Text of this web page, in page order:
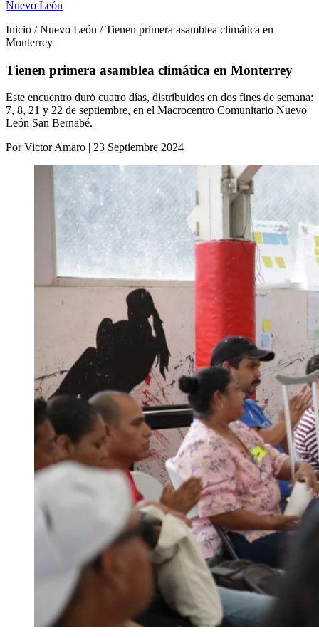
Nuevo León
Inicio / Nuevo León / Tienen primera asamblea climática en
Monterrey
Tienen primera asamblea climática en Monterrey
Este encuentro duró cuatro días, distribuidos en dos fines de semana:
7, 8, 21 y 22 de septiembre, en el Macrocentro Comunitario Nuevo
León San Bernabé.
Por Victor Amaro | 23 Septiembre 2024